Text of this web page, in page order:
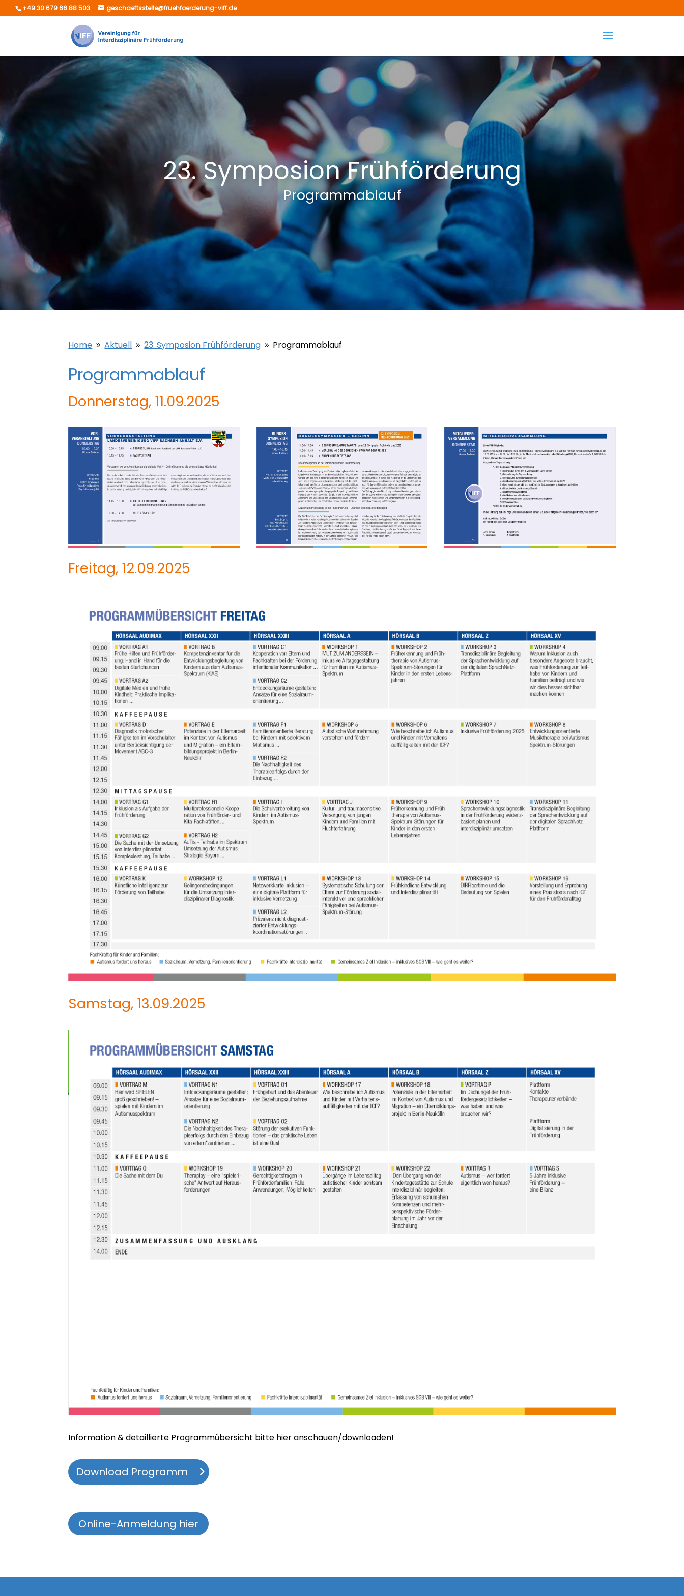
+49 30 679 66 88 503 geschaeftsstelle@fruehfoerderung-viff.de
23. Symposion Frühförderung
Programmablauf
Home 9 Aktuell 9 23. Symposion Frühförderung 9 Programmablauf
Programmablauf
Donnerstag, 11.09.2025
Freitag, 12.09.2025
Samstag, 13.09.2025
Information & detaillierte Programmübersicht bitte hier anschauen/downloaden!
Download Programm
Online-Anmeldung hier